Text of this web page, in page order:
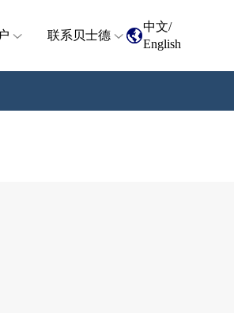
联系贝士德
中文/
English